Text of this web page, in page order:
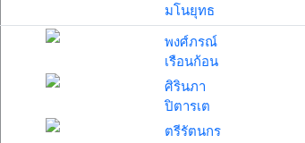
มโนยุทธ
พงศ์ภรณ์
เรือนก้อน
ศิรินภา
ปิตารเต
ตรีรัตนกร